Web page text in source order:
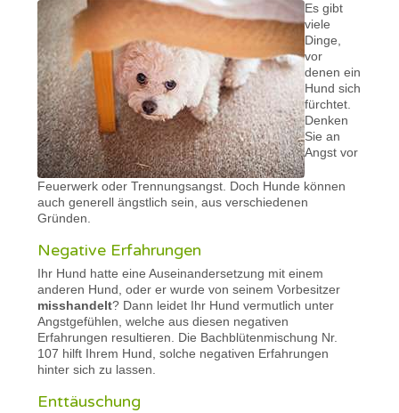
Es gibt
viele
Dinge,
vor
denen ein
Hund sich
fürchtet.
Denken
Sie an
Angst vor
Feuerwerk oder Trennungsangst. Doch Hunde können
auch generell ängstlich sein, aus verschiedenen
Gründen.
Negative Erfahrungen
Ihr Hund hatte eine Auseinandersetzung mit einem
anderen Hund, oder er wurde von seinem Vorbesitzer
misshandelt? Dann leidet Ihr Hund vermutlich unter
Angstgefühlen, welche aus diesen negativen
Erfahrungen resultieren. Die Bachblütenmischung Nr.
107 hilft Ihrem Hund, solche negativen Erfahrungen
hinter sich zu lassen.
Enttäuschung